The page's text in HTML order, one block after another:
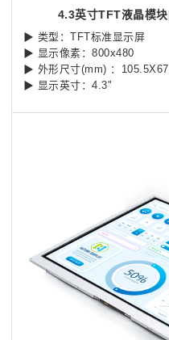
4.3英寸TFT液晶模
▶ 类型：TFT标准显示屏
▶ 显示像素：800x480
▶ 外形尺寸(mm) ：
▶ 显示英寸：4.3"